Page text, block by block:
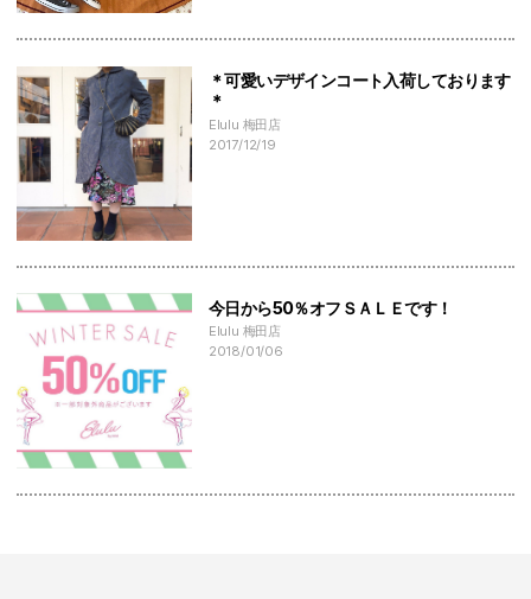
＊可愛いデザインコート入荷しております
＊
Elulu 梅田店
2017/12/19
今日から50％オフＳＡＬＥです！
Elulu 梅田店
2018/01/06